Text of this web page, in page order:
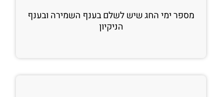
מספר ימי החג שיש לשלם בענף השמירה ובענף
הניקיון